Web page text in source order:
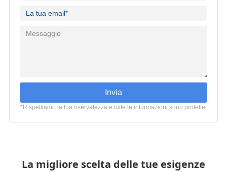
Invia
*Rispettiamo la tua riservatezza e tutte le informazioni sono protette.
La migliore scelta delle tue esigenze